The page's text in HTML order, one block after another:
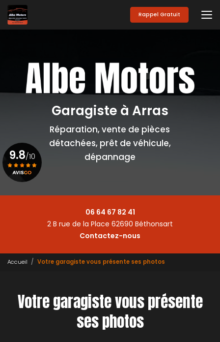
Aller
au
contenu
principal
Rappel Gratuit
Garagiste à Arras
Réparation, vente de pièces
détachées, prêt de véhicule,
dépannage
06 64 67 82 41
2 B rue de la Place 62690 Béthonsart
Contactez-nous
9.8/10
Accueil Votre garagiste vous présente ses photos
Votre garagiste vous présente
ses photos